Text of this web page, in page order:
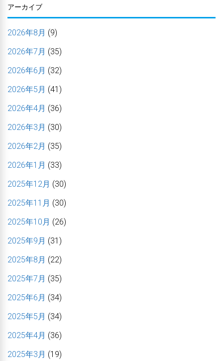
アーカイブ
2026年8月 (9)
2026年7月 (35)
2026年6月 (32)
2026年5月 (41)
2026年4月 (36)
2026年3月 (30)
2026年2月 (35)
2026年1月 (33)
2025年12月 (30)
2025年11月 (30)
2025年10月 (26)
2025年9月 (31)
2025年8月 (22)
2025年7月 (35)
2025年6月 (34)
2025年5月 (34)
2025年4月 (36)
2025年3月 (19)